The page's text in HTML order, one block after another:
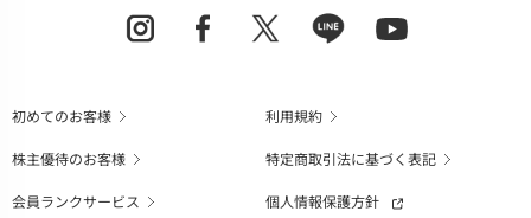
初めてのお客様
利用規約
株主優待のお客様
特定商取引法に基づく表記
会員ランクサービス
個人情報保護方針